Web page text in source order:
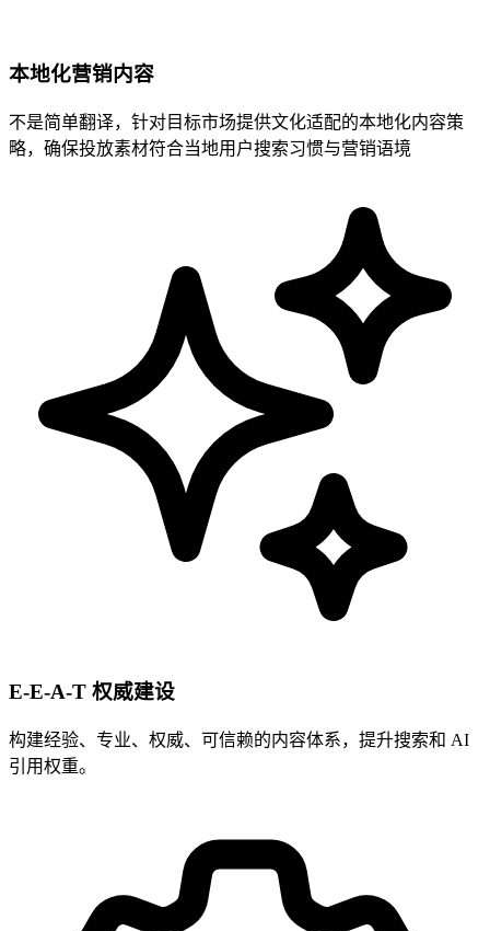
本地化营销内容
不是简单翻译，针对目标市场提供文化适配的本地化内容策
略，确保投放素材符合当地用户搜索习惯与营销语境
E-E-A-T 权威建设
构建经验、专业、权威、可信赖的内容体系，提升搜索和 AI
引用权重。